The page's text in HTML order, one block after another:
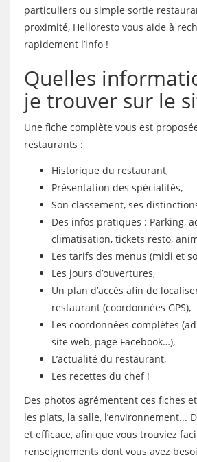
particuliers ou simple sortie
proximité, Helloresto vous aide à
rapidement l’info !
Quelles
je trouver sur le
Une fiche complète vous est
restaurants :
Historique du restaurant,
Présentation des spécialités,
Son classement, ses
Des infos pratiques : Parking,
climatisation, tickets resto,
Les tarifs des menus (midi et
Les jours d’ouvertures,
Un plan d’accès afin de
restaurant (coordonnées GPS),
Les coordonnées complètes
site web, page Facebook…),
L’actualité du restaurant,
Les recettes du chef !
Des photos agrémentent ces fiches
les plats, la salle, l’environnement...
et efficace, afin que vous trouviez
renseignements dont vous avez